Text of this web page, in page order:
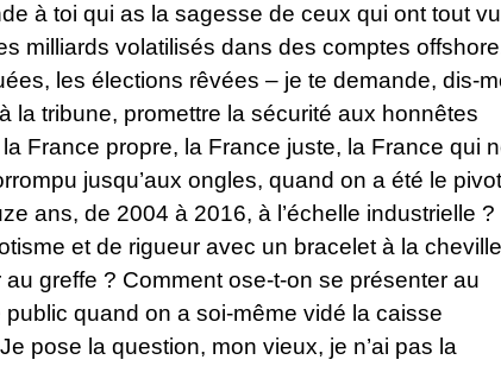
à toi qui as la sagesse de ceux qui ont tout
milliards volatilisés dans des comptes
les élections rêvées – je te demande, dis-
la tribune, promettre la sécurité aux honnêtes
France propre, la France juste, la France qui
jusqu’aux ongles, quand on a été le pivot
ans, de 2004 à 2016, à l’échelle industrielle ?
et de rigueur avec un bracelet à la cheville
greffe ? Comment ose-t-on se présenter au
quand on a soi-même vidé la caisse
pose la question, mon vieux, je n’ai pas la